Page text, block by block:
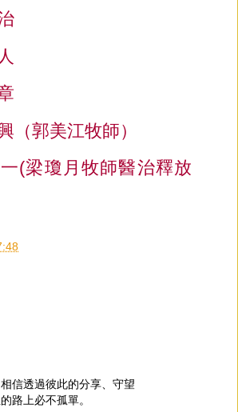
（郭美江牧師）
(梁瓊月牧師醫治釋放
信透過彼此的分享、守望
路上必不孤單。